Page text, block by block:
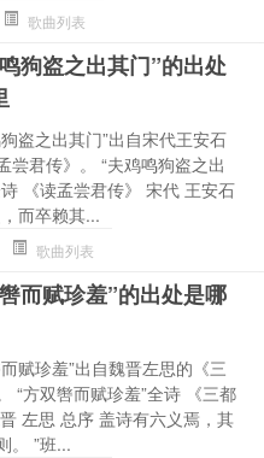
歌曲列表
狗盗之出其门”的出处
盗之出其门”出自宋代王安石
尝君传》。 “夫鸡鸣狗盗之出
《读孟尝君传》 宋代 王安石
而卒赖其...
歌曲列表
而赋珍羞”的出处是哪
赋珍羞”出自魏晋左思的《三
“方双辔而赋珍羞”全诗 《三都
左思 总序 盖诗有六义焉，其
。 ”班...